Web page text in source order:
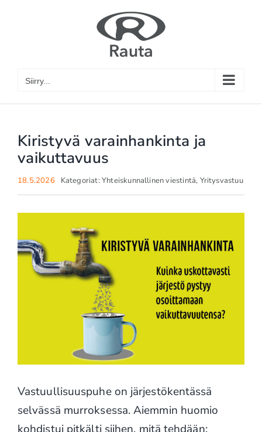
Siirry...
Kiristyvä varainhankinta ja
vaikuttavuus
18.5.2026 Kategoriat:Yhteiskunnallinen viestintä, Yritysvastuu
Vastuullisuuspuhe on järjestökentässä
selvässä murroksessa. Aiemmin huomio
kohdistui pitkälti siihen, mitä tehdään: